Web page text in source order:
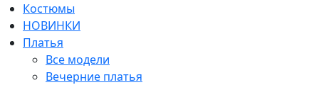
Костюмы
НОВИНКИ
Платья
Все модели
Вечерние платья